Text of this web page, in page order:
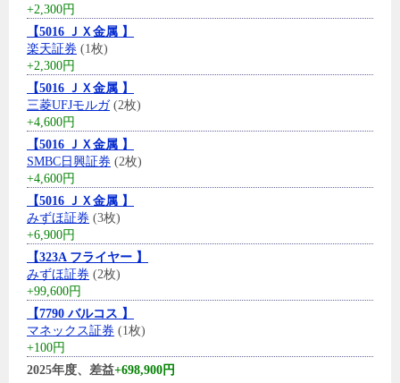
+2,300円
【5016 ＪＸ金属 】
楽天証券 (1枚)
+2,300円
【5016 ＪＸ金属 】
三菱UFJモルガ(2枚)
+4,600円
【5016 ＪＸ金属 】
SMBC日興証券 (2枚)
+4,600円
【5016 ＪＸ金属 】
みずほ証券 (3枚)
+6,900円
【323A フライヤー 】
みずほ証券 (2枚)
+99,600円
【7790 バルコス 】
マネックス証券 (1枚)
+100円
2025年度、差益+698,900円